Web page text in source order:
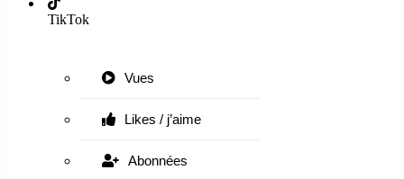
TikTok
Vues
Likes / j’aime
Abonnées